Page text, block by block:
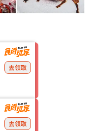
去領取
去領取